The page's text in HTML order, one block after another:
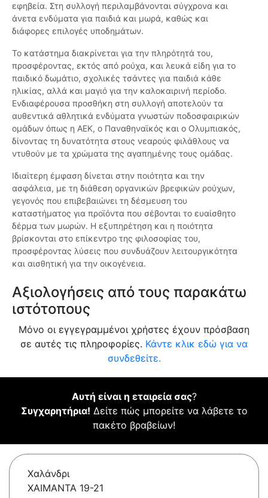
εφηβεία. Στη συλλογή περιλαμβάνονται σύγχρονα και
άνετα ενδύματα για παιδιά και μωρά, καθώς και
διάφορες επιλογές υποδημάτων.
Το κατάστημα διακρίνεται για την πληρότητά του,
προσφέροντας, εκτός από ρούχα, και λευκά είδη για το
παιδικό δωμάτιο, σχολικές τσάντες για παιδιά κάθε
ηλικίας, αλλά και μαγιό για την καλοκαιρινή περίοδο.
Ενδιαφέρουσα προσθήκη στη συλλογή αποτελούν τα
αυθεντικά αθλητικά ενδύματα γνωστών ποδοσφαιρικών
ομάδων όπως η ΑΕΚ, ο Παναθηναϊκός και ο Ολυμπιακός,
δίνοντας τη δυνατότητα στους νεαρούς φιλάθλους να
ντυθούν με τα χρώματα της αγαπημένης τους ομάδας.
Ιδιαίτερη έμφαση δίνεται στην ποιότητα και την
ασφάλεια, με τη διάθεση οργανικών βρεφικών ρούχων,
γεγονός που επιβεβαιώνει τη δέσμευση του
καταστήματος για προϊόντα που σέβονται το ευαίσθητο
δέρμα των μωρών. Η εξυπηρέτηση και η ποιότητα
βρίσκονται στο επίκεντρο της φιλοσοφίας του,
προσφέροντας λύσεις που συνδυάζουν λειτουργικότητα
και αισθητική για την οικογένεια.
Αξιολογήσεις από τους παρακάτω
ιστότοπους
Μόνο οι εγγεγραμμένοι χρήστες έχουν πρόσβαση
σε αυτές τις πληροφορίες. Κάντε κλικ εδώ για να
συνδεθείτε.
Αυτή είναι η εταιρεία σας?
Συγχαρητήρια! Δείτε πώς μπορείτε να λάβετε το
πακέτο βραβείων!
Χαλάνδρι
ΧΑΙΜΑΝΤΑ 19-21